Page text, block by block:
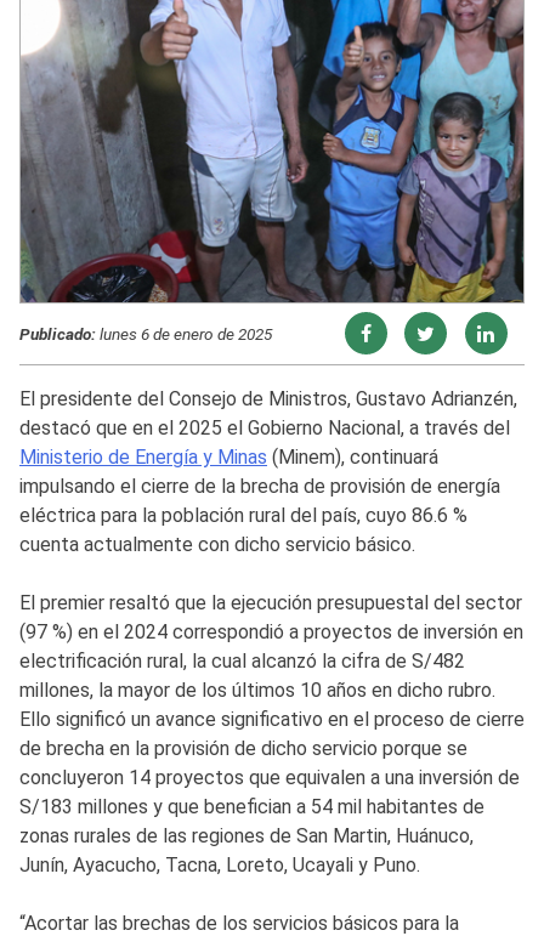
Publicado:lunes 6 de enero de 2025
El presidente del Consejo de Ministros, Gustavo Adrianzén,
destacó que en el 2025 el Gobierno Nacional, a través del
Ministerio de Energía y Minas (Minem), continuará
impulsando el cierre de la brecha de provisión de energía
eléctrica para la población rural del país, cuyo 86.6 %
cuenta actualmente con dicho servicio básico.
El premier resaltó que la ejecución presupuestal del sector
(97 %) en el 2024 correspondió a proyectos de inversión en
electrificación rural, la cual alcanzó la cifra de S/482
millones, la mayor de los últimos 10 años en dicho rubro.
Ello significó un avance significativo en el proceso de cierre
de brecha en la provisión de dicho servicio porque se
concluyeron 14 proyectos que equivalen a una inversión de
S/183 millones y que benefician a 54 mil habitantes de
zonas rurales de las regiones de San Martin, Huánuco,
Junín, Ayacucho, Tacna, Loreto, Ucayali y Puno.
“Acortar las brechas de los servicios básicos para la